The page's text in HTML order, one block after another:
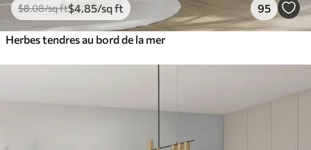
$8.08/sq ft$4 .85/sq ft 95
Herbes tendres au bord de la mer